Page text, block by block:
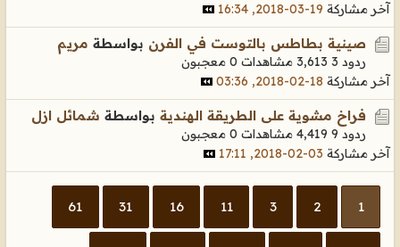
آخر مشاركة 19-03-2018, 16:34
صينية بطاطس بالتوست في الفرن بواسطة مريم
ردود 3 3,613 مشاهدات
0 معجبون
آخر مشاركة 18-02-2018, 03:36
فراخ مشوية على الطريقة الهندية بواسطة شمائل ازل
ردود 9 4,419 مشاهدات
0 معجبون
آخر مشاركة 03-02-2018, 17:11
1
2
3
11
16
31
61